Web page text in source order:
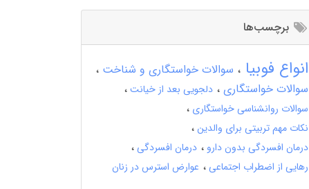
برچسب‌ها
انواع فوبیا
سوالات خواستگاری و شناخت
سوالات خواستگاری
دلجویی بعد از خیانت
سوالات روانشناسی خواستگاری
نکات مهم تربیتی برای والدین
درمان افسردگی بدون دارو
درمان افسردگی
رهایی از اضطراب اجتماعی
عوارض استرس در زنان